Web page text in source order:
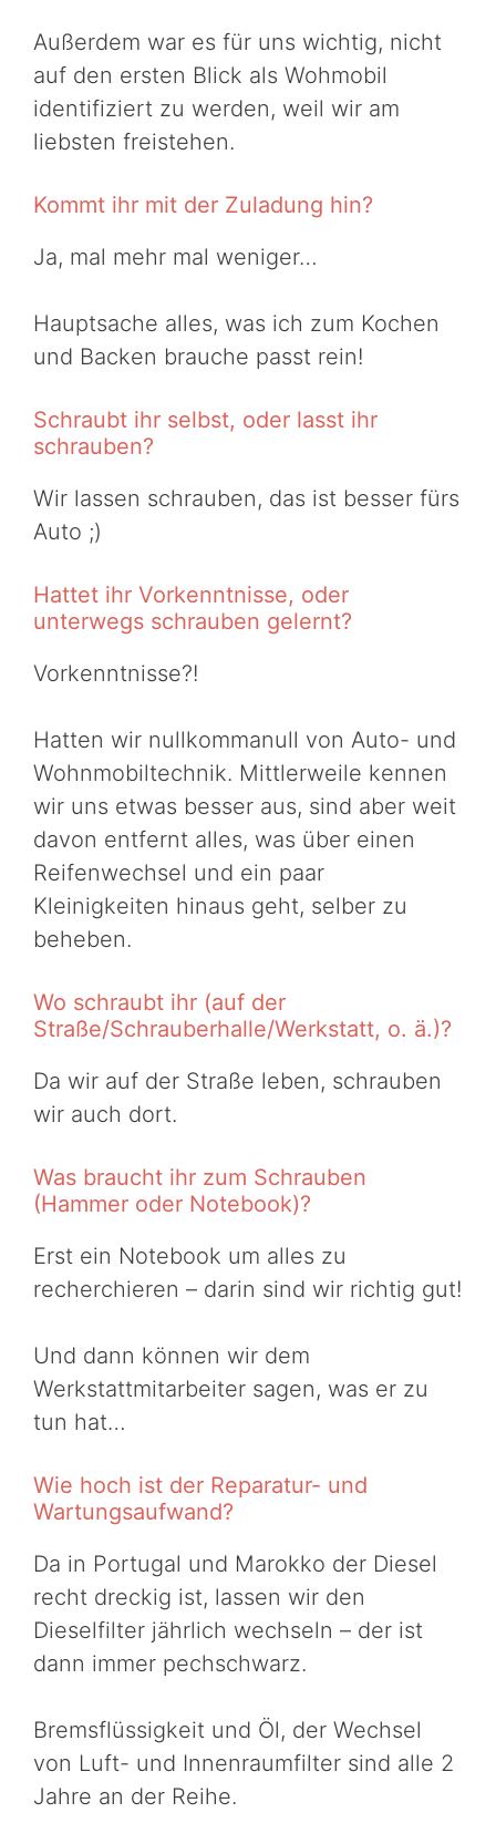
Außerdem war es für uns wichtig, nicht
auf den ersten Blick als Wohmobil
identifiziert zu werden, weil wir am
liebsten freistehen.
Kommt ihr mit der Zuladung hin?
Ja, mal mehr mal weniger…
Hauptsache alles, was ich zum Kochen
und Backen brauche passt rein!
Schraubt ihr selbst, oder lasst ihr
schrauben?
Wir lassen schrauben, das ist besser fürs
Auto ;)
Hattet ihr Vorkenntnisse, oder
unterwegs schrauben gelernt?
Vorkenntnisse?!
Hatten wir nullkommanull von Auto- und
Wohnmobiltechnik. Mittlerweile kennen
wir uns etwas besser aus, sind aber weit
davon entfernt alles, was über einen
Reifenwechsel und ein paar
Kleinigkeiten hinaus geht, selber zu
beheben.
Wo schraubt ihr (auf der
Straße/Schrauberhalle/Werkstatt, o. ä.)?
Da wir auf der Straße leben, schrauben
wir auch dort.
Was braucht ihr zum Schrauben
(Hammer oder Notebook)?
Erst ein Notebook um alles zu
recherchieren – darin sind wir richtig gut!
Und dann können wir dem
Werkstattmitarbeiter sagen, was er zu
tun hat…
Wie hoch ist der Reparatur- und
Wartungsaufwand?
Da in Portugal und Marokko der Diesel
recht dreckig ist, lassen wir den
Dieselfilter jährlich wechseln – der ist
dann immer pechschwarz.
Bremsflüssigkeit und Öl, der Wechsel
von Luft- und Innenraumfilter sind alle 2
Jahre an der Reihe.